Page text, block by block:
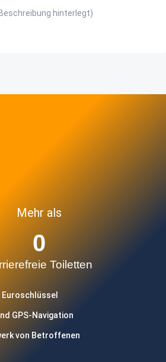
hinterlegt)
Mehr als
Toiletten
0
GPS-Navigation
von Betroffenen